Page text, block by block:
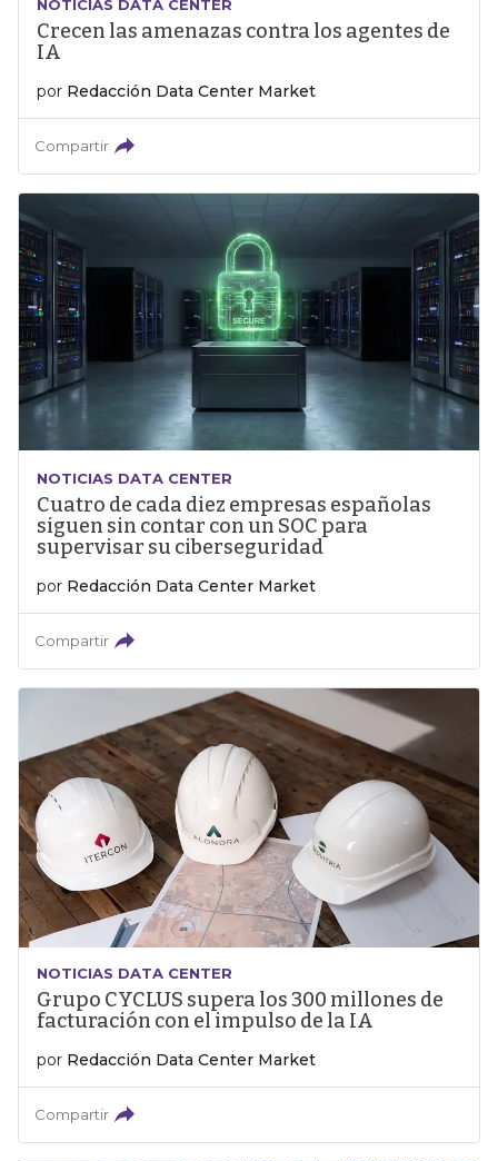
NOTICIAS DATA CENTER
Crecen las amenazas contra los agentes de
IA
por Redacción Data Center Market
Compartir
NOTICIAS DATA CENTER
Cuatro de cada diez empresas españolas
siguen sin contar con un SOC para
supervisar su ciberseguridad
por Redacción Data Center Market
Compartir
NOTICIAS DATA CENTER
Grupo CYCLUS supera los 300 millones de
facturación con el impulso de la IA
por Redacción Data Center Market
Compartir